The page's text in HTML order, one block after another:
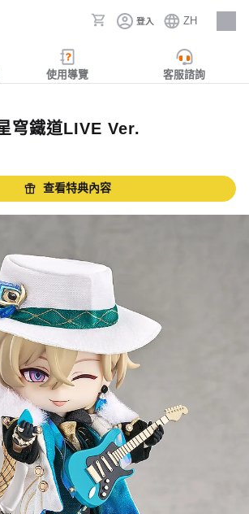
登入 ZH
人才招募
使用導覽 客服諮詢
穹鐵道LIVE Ver.
查看特典內容